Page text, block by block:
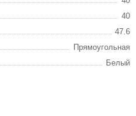
40
47.6
Прямоугольная
Белый